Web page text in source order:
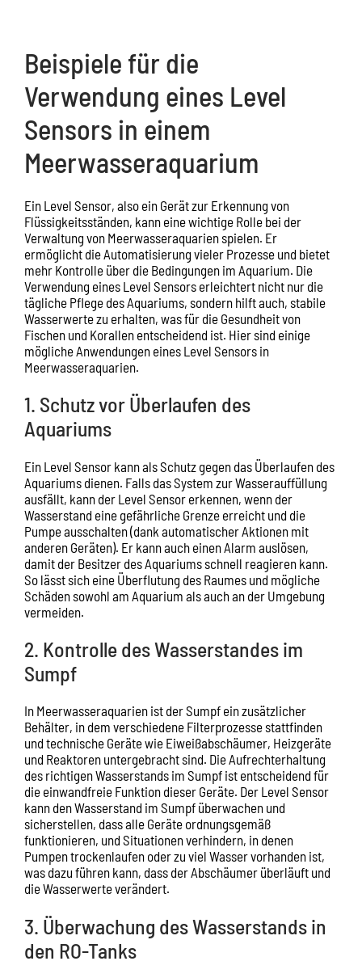
Beispiele für die
Verwendung eines Level
Sensors in einem
Meerwasseraquarium
Ein Level Sensor, also ein Gerät zur Erkennung von
Flüssigkeitsständen, kann eine wichtige Rolle bei der
Verwaltung von Meerwasseraquarien spielen. Er
ermöglicht die Automatisierung vieler Prozesse und bietet
mehr Kontrolle über die Bedingungen im Aquarium. Die
Verwendung eines Level Sensors erleichtert nicht nur die
tägliche Pflege des Aquariums, sondern hilft auch, stabile
Wasserwerte zu erhalten, was für die Gesundheit von
Fischen und Korallen entscheidend ist. Hier sind einige
mögliche Anwendungen eines Level Sensors in
Meerwasseraquarien.
1. Schutz vor Überlaufen des
Aquariums
Ein Level Sensor kann als Schutz gegen das Überlaufen des
Aquariums dienen. Falls das System zur Wasserauffüllung
ausfällt, kann der Level Sensor erkennen, wenn der
Wasserstand eine gefährliche Grenze erreicht und die
Pumpe ausschalten (dank automatischer Aktionen mit
anderen Geräten). Er kann auch einen Alarm auslösen,
damit der Besitzer des Aquariums schnell reagieren kann.
So lässt sich eine Überflutung des Raumes und mögliche
Schäden sowohl am Aquarium als auch an der Umgebung
vermeiden.
2. Kontrolle des Wasserstandes im
Sumpf
In Meerwasseraquarien ist der Sumpf ein zusätzlicher
Behälter, in dem verschiedene Filterprozesse stattfinden
und technische Geräte wie Eiweißabschäumer, Heizgeräte
und Reaktoren untergebracht sind. Die Aufrechterhaltung
des richtigen Wasserstands im Sumpf ist entscheidend für
die einwandfreie Funktion dieser Geräte. Der Level Sensor
kann den Wasserstand im Sumpf überwachen und
sicherstellen, dass alle Geräte ordnungsgemäß
funktionieren, und Situationen verhindern, in denen
Pumpen trockenlaufen oder zu viel Wasser vorhanden ist,
was dazu führen kann, dass der Abschäumer überläuft und
die Wasserwerte verändert.
3. Überwachung des Wasserstands in
den RO-Tanks